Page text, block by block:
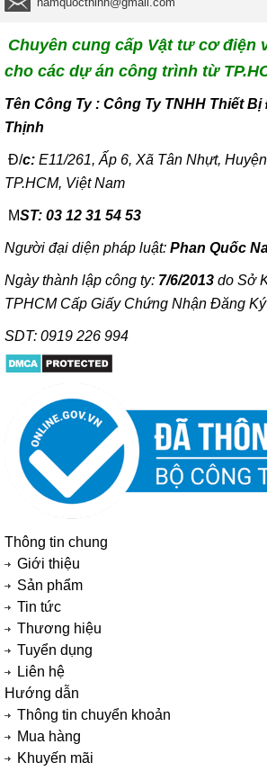
Chuyên cung cấp Vật tư cơ điện
cho các dự án công trình từ
Tên Công Ty : Công Ty TNHH Thiết
Thịnh
Đ/c: E11/261, Ấp 6, Xã Tân Nhựt,
TP.HCM, Việt Nam
MST: 03 12 31 54 53
Người đại diện pháp luật: Phan Quốc
Ngày thành lập công ty: 7/6/2013 do Sở
TPHCM Cấp Giấy Chứng Nhận Đăng
SDT: 0919 226 994
Thông tin chung
Giới thiệu
Sản phẩm
Tin tức
Thương hiệu
Tuyển dụng
Liên hệ
Hướng dẫn
Thông tin chuyển khoản
Mua hàng
Khuyến mãi